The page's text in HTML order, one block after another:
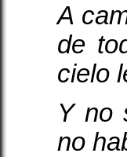
A
de
cielo
Y no
no